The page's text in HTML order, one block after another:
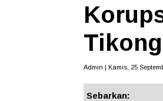
Admin | Kamis, 25
Sebarkan: